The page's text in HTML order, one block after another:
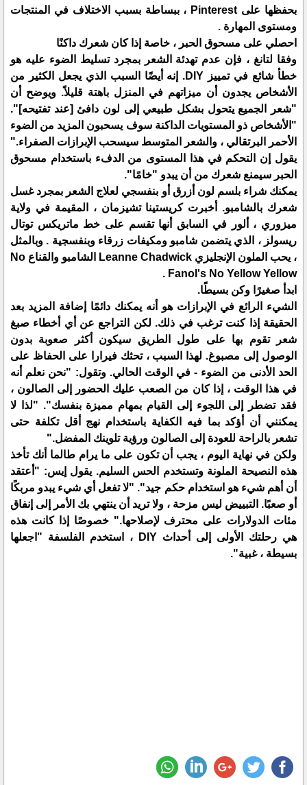
بحفظها على Pinterest ، ببساطة بسبب الاختلاف في المنتجات
ومستوى المهارة .
احصلي على مسحوق الحبر ، خاصة إذا كان شعرك داكنًا
وفقا لتانغ ، فإن عدم تهدئة الشعر بمجرد تسليط الضوء عليه هو
خطأ شائع في تمييز DIY. إنه أيضًا السبب الذي يجعل الكثير من
الأشخاص يجدون أن ميزاتهم في المنزل باهتة قليلاً. ويوضح أن
"شعر الجميع يتحول بشكل طبيعي إلى لون دافئ [عند تفتيحه]".
"الأشخاص ذو المستويات الداكنة سوف يسحبون المزيد من الضوء
الأحمر البرتقالي ، والشعر المتوسط ​​سيسحب الإبرازات الصفراء."
يقول إن التحكم في هذا المستوى من الدفء باستخدام مسحوق
الحبر سيمنع شعرك من أن يبدو "خامًا".
يمكنك شراء بلسم لون أزرق أو بنفسجي لعلاج الشعر بمجرد غسل
شعرك بالشامبو. أخبرت كريستينا تشيزمان ، المقيمة في ولاية
ميزوري ، ألور في السابق أنها تقسم على خط ماتريكس توتال
ريسولز ، الذي يتضمن شامبو ومكيفات زرقاء وبنفسجية . وبالمثل
، يحب الملون الإنجليزي Leanne Chadwick الشامبو والقناع No
Fanol's No Yellow Yellow .
ابدأ صغيرًا وكن بسيطًا.
الشيء الرائع في الإبرازات هو أنه يمكنك دائمًا إضافة المزيد بعد
الحقيقة إذا كنت ترغب في ذلك. لكن التراجع عن أي أخطاء صبغ
شعر تقوم بها على طول الطريق سيكون أكثر صعوبة بدون
الوصول إلى مصبوغ. لهذا السبب ، تحثك فيرارا على الحفاظ على
الحد الأدنى من الضوء - في الوقت الحالي. وتقول: "نحن نعلم أنه
في هذا الوقت ، إذا كان من الصعب عليك الحضور إلى الصالون ،
فقد تضطر إلى اللجوء إلى القيام بمهام مميزة بنفسك". "لذا لا
يمكنني أن أؤكد بما فيه الكفاية باستخدام نهج أقل تكلفة حتى
تشعر بالراحة للعودة إلى الصالون ورؤية تلوينك المفضل."
ولكن في نهاية اليوم ، يجب أن تكون على ما يرام طالما أنك تأخذ
هذه النصيحة الملونة وتستخدم الحس السليم. يقول إيس: "أعتقد
أن أهم شيء هو استخدام حكم جيد". "لا تفعل أي شيء يبدو مربكًا
أو صعبًا. التبييض ليس مزحة ، ولا تريد أن ينتهي بك الأمر إلى إنفاق
مئات الدولارات على محترف لإصلاحها." خصوصًا إذا كانت هذه
هي رحلتك الأولى إلى أحداث DIY ، استخدم الفلسفة "اجعلها
بسيطة ، غبية".